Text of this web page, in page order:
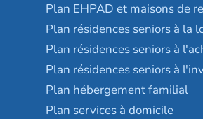
Plan EHPAD et maisons de
Plan résidences seniors à la
Plan résidences seniors à
Plan résidences seniors à
Plan hébergement familial
Plan services à domicile